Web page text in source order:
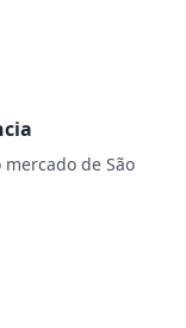
de São